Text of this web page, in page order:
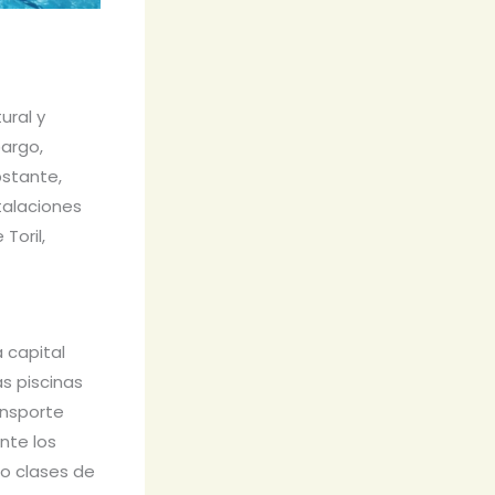
y
capital
piscinas
los
clases de